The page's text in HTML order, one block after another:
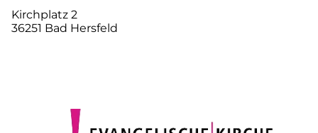
Kirchplatz 2
36251 Bad Hersfeld